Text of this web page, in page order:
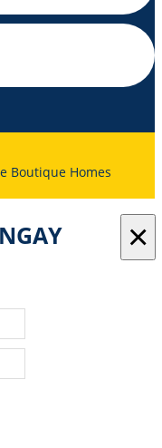
Boutique Homes
×